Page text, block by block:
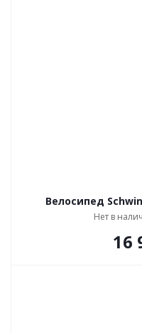
Велосипед
Нет в
16